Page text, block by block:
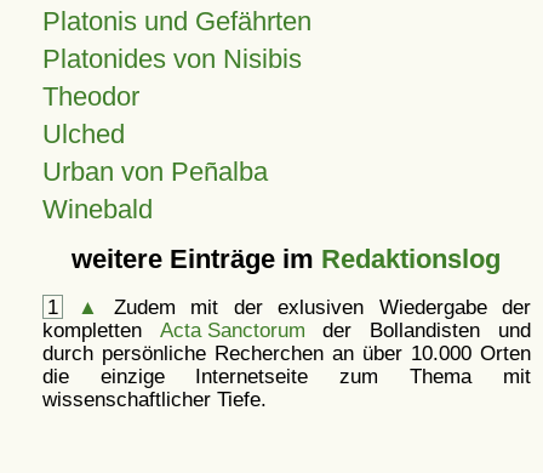
Platonis und Gefährten
Platonides von Nisibis
Theodor
Ulched
Urban von Peñalba
Winebald
weitere Einträge im Redaktionslog
1 ▲
Zudem mit der exlusiven Wiedergabe der
kompletten Acta Sanctorum der Bollandisten und
durch persönliche Recherchen an über 10.000 Orten
die einzige Internetseite zum Thema mit
wissenschaftlicher Tiefe.